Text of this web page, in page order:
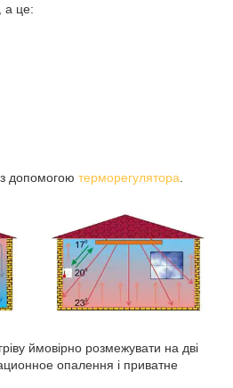
а це:
допомогою терморегулятора
ймовірно розмежувати на дві
опалення і приватне